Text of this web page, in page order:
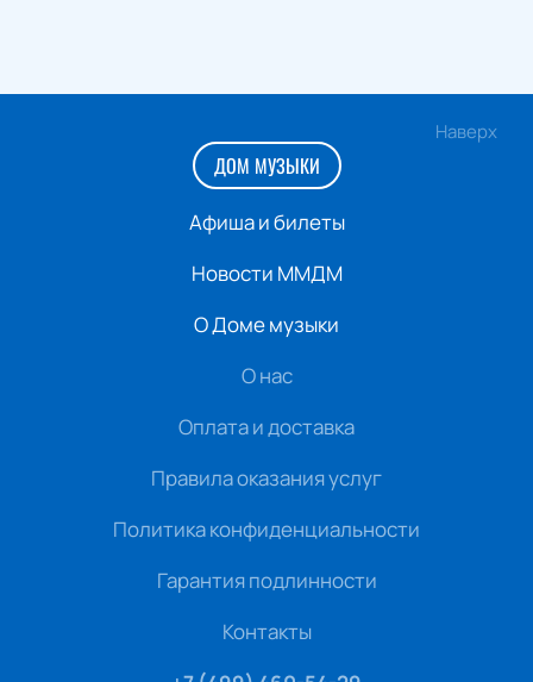
Наверх
ДОМ МУЗЫКИ
Афиша и билеты
Новости ММДМ
О Доме музыки
О нас
Оплата и доставка
Правила оказания услуг
Политика конфиденциальности
Гарантия подлинности
Контакты